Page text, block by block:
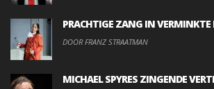
PRACHTIGE ZANG IN VERMINKTE
DOOR FRANZ STRAATMAN
MICHAEL SPYRES ZINGENDE